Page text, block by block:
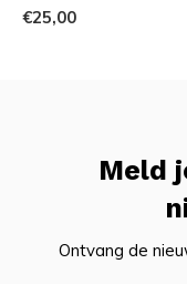
€25,00
Meld
Ontvang de